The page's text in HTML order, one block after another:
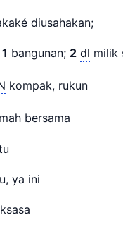
diusahakan;
1 bangunan; 2 dl milik
kompak, rukun
bersama
ya ini